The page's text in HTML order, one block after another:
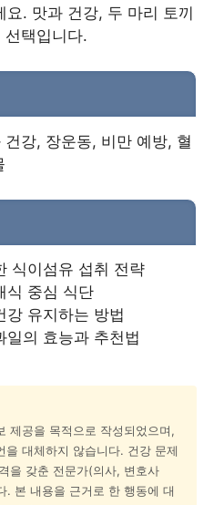
요. 맛과 건강, 두 마리 토끼
선택입니다.
강, 장운동, 비만 예방, 혈
식이섬유 섭취 전략
식 중심 식단
강 유지하는 방법
일의 효능과 추천법
제공을 목적으로 작성되었으며,
을 대체하지 않습니다. 건강 문제
을 갖춘 전문가(의사, 변호사
. 본 내용을 근거로 한 행동에 대